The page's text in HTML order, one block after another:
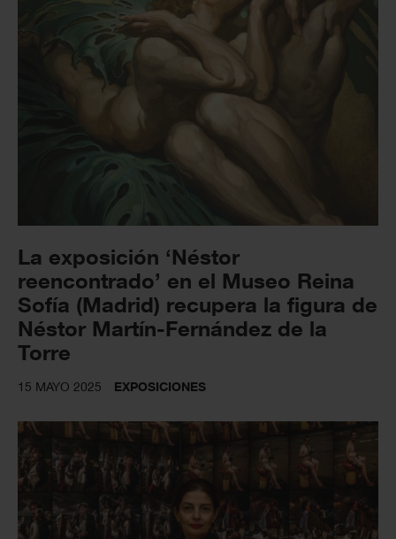
La exposición ‘Néstor
reencontrado’ en el Museo Reina
Sofía (Madrid) recupera la figura de
Néstor Martín-Fernández de la
Torre
15 MAYO 2025 EXPOSICIONES